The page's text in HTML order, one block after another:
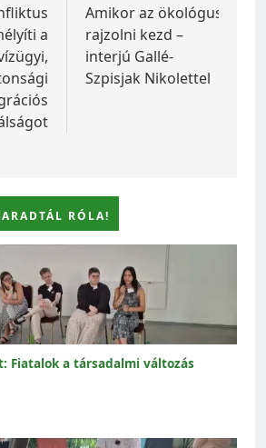
a
Amikor az ökológus
rajzolni kezd –
interjú Gallé-
Szpisjak Nikolettel
RÓLA!
Fiatalok a társadalmi változás